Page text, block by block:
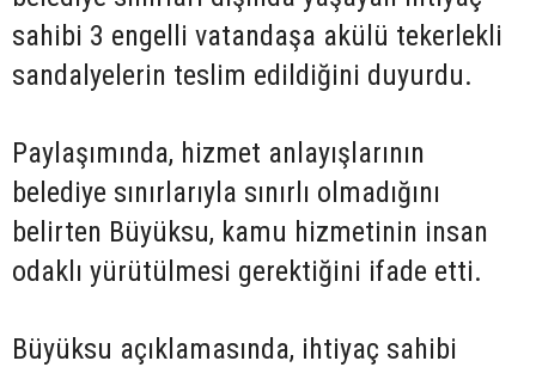
sahibi 3 engelli vatandaşa akülü tekerlekli
sandalyelerin teslim edildiğini duyurdu.
Paylaşımında, hizmet anlayışlarının
belediye sınırlarıyla sınırlı olmadığını
belirten Büyüksu, kamu hizmetinin insan
odaklı yürütülmesi gerektiğini ifade etti.
Büyüksu açıklamasında, ihtiyaç sahibi